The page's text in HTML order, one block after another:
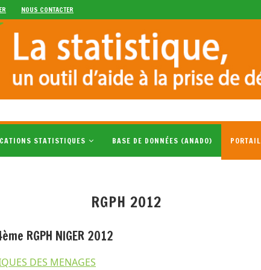
NOUS CONTACTER
STATISTIQUES BASE DE DONNÉES (ANADO) PORTAIL
RGPH 2012
RGPH NIGER 2012
DES MENAGES